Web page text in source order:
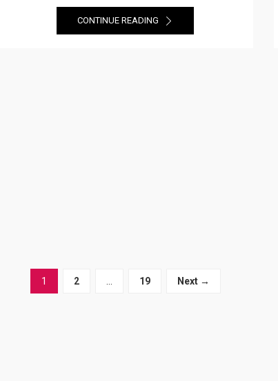
CONTINUE READING
1 2 19 Next →